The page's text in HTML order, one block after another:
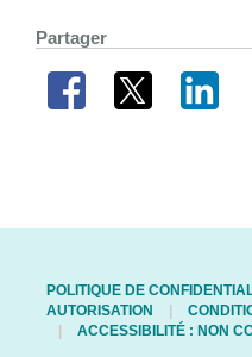
Partager
POLITIQUE DE
AUTORISATION
ACCESSIBILITÉ : NON